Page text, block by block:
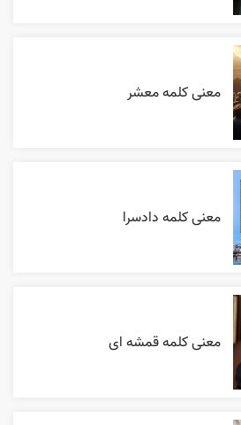
معنی کلمه معشر
معنی کلمه دادسرا
معنی کلمه قمشه ای